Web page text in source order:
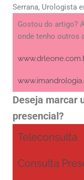
Serrana, Urologista
Gostou do artigo?
onde tenho outros
Deseja marcar
presencial?
Teleconsulta
Consulta